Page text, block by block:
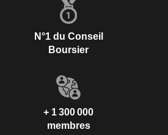
N°1 du Conseil
Boursier
+ 1 300 000
membres